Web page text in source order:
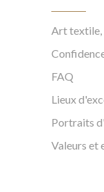
Art textile,
FAQ
Lieux
Portraits
Valeurs et